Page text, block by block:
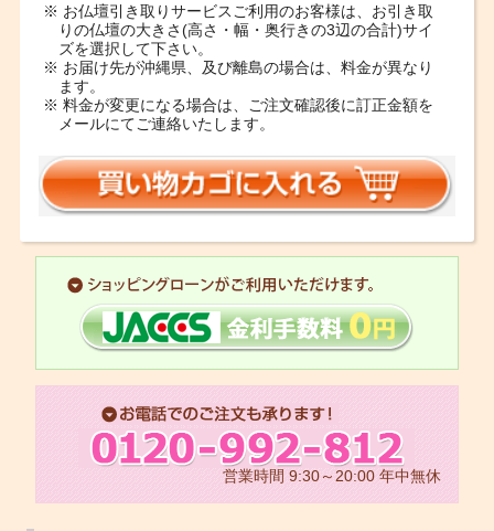
※ お仏壇引き取りサービスご利用のお客様は、お引き取
りの仏壇の大きさ(高さ・幅・奥行きの3辺の合計)サイ
ズを選択して下さい。
※ お届け先が沖縄県、及び離島の場合は、料金が異なり
ます。
※ 料金が変更になる場合は、ご注文確認後に訂正金額を
メールにてご連絡いたします。
営業時間 9:30～20:00 年中無休